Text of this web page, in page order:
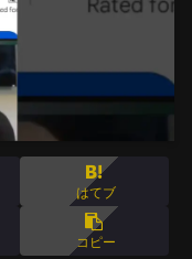
はてブ
コピー